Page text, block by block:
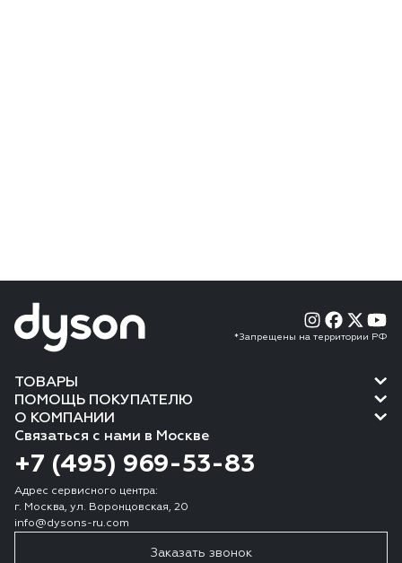
*Запрещены на территории РФ
ТОВАРЫ
ПОМОЩЬ ПОКУПАТЕЛЮ
О КОМПАНИИ
Связаться с нами в Москве
+7 (495) 969-53-83
Адрес сервисного центра:
г. Москва, ул. Воронцовская, 20
info@dysons-ru.com
Заказать звонок